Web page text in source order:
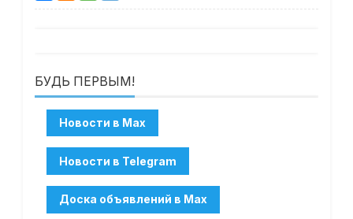
БУДЬ ПЕРВЫМ!